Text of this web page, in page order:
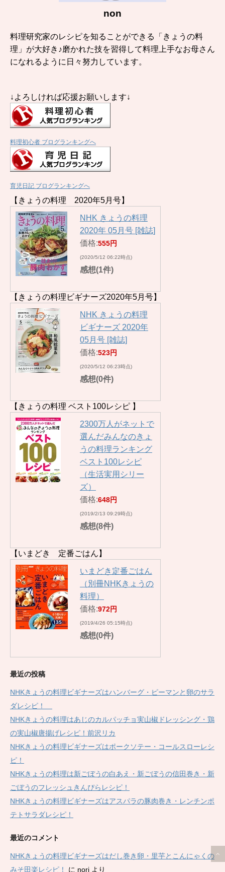
non
料理研究家のレシピを知ることができる「きょうの料
理」が大好き♪磨かれた技を習得して料理上手なお母さん
になれるように日々努力しています。
↓よろしければ応援お願いします↓
料理初心者 ブログランキングへ
育児日記 ブログランキングへ
【きょうの料理 2020年5月号】
NHK きょうの料理
2020年 05月号 [雑誌]
価格:555円
(2020/5/12 06:22時点)
感想(1件)
【きょうの料理ビギナーズ2020年5月号】
NHK きょうの料理
ビギナーズ 2020年
05月号 [雑誌]
価格:523円
(2020/5/12 06:23時点)
感想(0件)
【きょうの料理 ベスト100レシピ 】
2300万人がネットで
選んだみんなのきょ
うの料理ランキング
ベスト100レシピ
（生活実用シリー
ズ）
価格:648円
(2019/2/13 09:29時点)
感想(8件)
【いまどき 定番ごはん】
いまどき定番ごはん
（別冊NHKきょうの
料理）
価格:972円
(2019/4/26 05:15時点)
感想(0件)
最近の投稿
NHKきょうの料理ビギナーズはハンバーグ・ピーマンと卵のサラ
ダレシピ！
NHKきょうの料理はあじのカルパッチョ実山椒ドレッシング・鶏
の実山椒唐揚げレシピ！前沢リカ
NHKきょうの料理ビギナーズはポークソテー・コールスローレシ
ピ！
NHKきょうの料理は新ごぼうの白あえ・新ごぼうの信田巻き・新
ごぼうのフレッシュきんぴらレシピ！
NHKきょうの料理ビギナーズはアスパラの豚肉巻き・レンチンポ
テトサラダレシピ！
最近のコメント
NHKきょうの料理ビギナーズはだし巻き卵・里芋とこんにゃくの
みそ田楽レシピ！
に nori より